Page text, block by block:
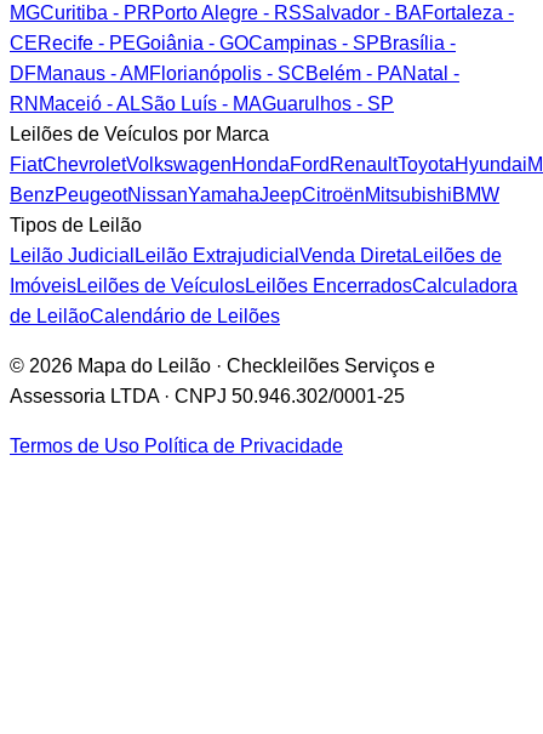
MGCuritiba - PRPorto Alegre - RSSalvador - BAFortaleza -
CERecife - PEGoiânia - GOCampinas - SPBrasília -
DFManaus - AM Florianópolis - SCBelém - PANatal -
RN Maceió - ALSão Luís - MAGuarulhos - SP
Leilões de Veículos por Marca
FiatChevroletVolkswagenHondaFord RenaultToyotaHyundai
BenzPeugeotNissanYamahaJeepCitroënMitsubishiBMW
Tipos de Leilão
Leilão Judicial Leilão Extrajudicial Venda Direta Leilões de
ImóveisLeilões de VeículosLeilões EncerradosCalculadora
de LeilãoCalendário de Leilões
© 2026 Mapa do Leilão · Checkleilões Serviços e
Assessoria LTDA · CNPJ 50.946.302/0001-25
Termos de Uso Política de Privacidade